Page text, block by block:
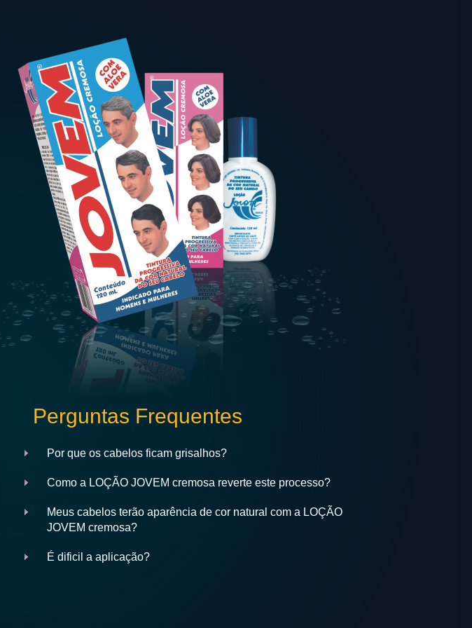
Perguntas Frequentes
Por que os cabelos ficam grisalhos?
Como a LOÇÃO JOVEM cremosa reverte este processo?
Meus cabelos terão aparência de cor natural com a LOÇÃO
JOVEM cremosa?
É dificil a aplicação?